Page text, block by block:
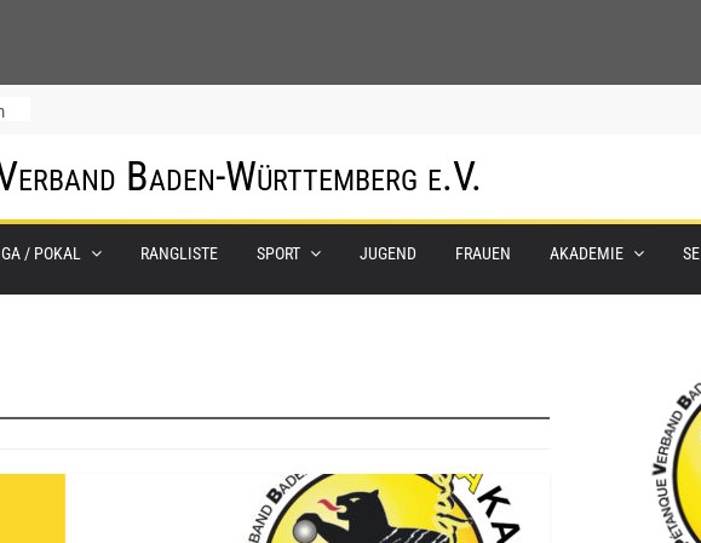
Baden-Württemberg e.V.
/ POKAL RANGLISTE SPORT JUGEND FRAUEN AKADEMIE